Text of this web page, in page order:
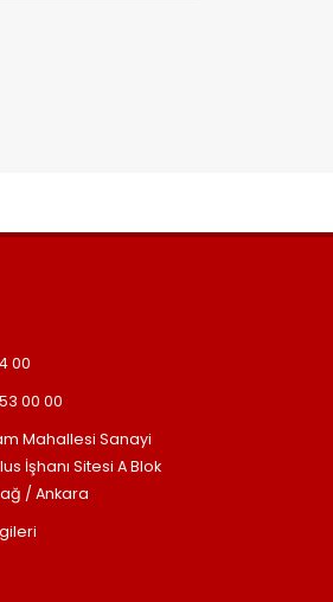
00
00 00
Mahallesi Sanayi
İşhanı Sitesi A Blok
/ Ankara